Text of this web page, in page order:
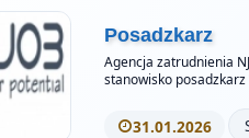
Posadzkarz
Agencja zatrudnienia
stanowisko
31.01.2026